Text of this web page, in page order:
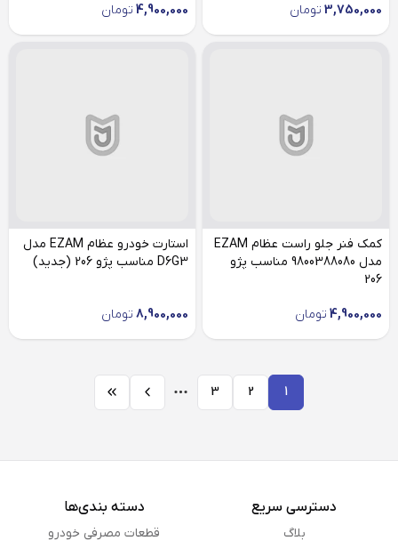
3,750,000 تومان 4,900,000 تومان
کمک فنر جلو راست عظام EZAM
مدل 9800388080 مناسب پژو
206
4,900,000 تومان
استارت خودرو عظام EZAM مدل
D6G3 مناسب پژو 206 (جدید)
8,900,000 تومان
1
2
3
دسترسی سریع
بلاگ
دسته بندی‌ها
قطعات مصرفی خودرو